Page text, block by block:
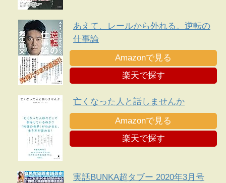
あえて、レールから外れる。逆転の
仕事論
Amazonで見る
楽天で探す
亡くなった人と話しませんか
Amazonで見る
楽天で探す
実話BUNKA超タブー 2020年3月号